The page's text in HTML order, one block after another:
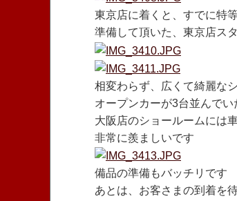
東京店に着くと、すでに特
準備して頂いた、東京店ス
相変わらず、広くて綺麗な
オープンカーが3台並んでい
大阪店のショールームには
非常に羨ましいです
備品の準備もバッチリです
あとは、お客さまの到着を